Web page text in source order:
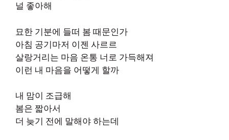
널 좋아해
묘한 기분에 들떠 봄 때문인가
아침 공기마저 이젠 사르르
살랑거리는 마음 온통 너로 가득해져
이런 내 마음을 어떻게 할까
내 맘이 조급해
봄은 짧아서
더 늦기 전에 말해야 하는데